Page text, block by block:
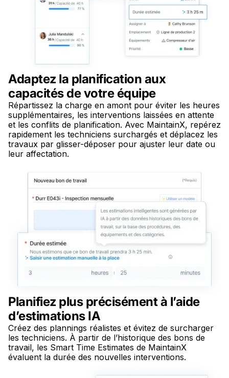
Adaptez la planification aux
capacités de votre équipe
Répartissez la charge en amont pour éviter les heures
supplémentaires, les interventions laissées en attente
et les conflits de planification. Avec MaintainX, repérez
rapidement les techniciens surchargés et déplacez les
travaux par glisser-déposer pour ajuster leur date ou
leur affectation.
Planifiez plus précisément à l’aide
d’estimations IA
Créez des plannings réalistes et évitez de surcharger
les techniciens. À partir de l’historique des bons de
travail, les Smart Time Estimates de MaintainX
évaluent la durée des nouvelles interventions.